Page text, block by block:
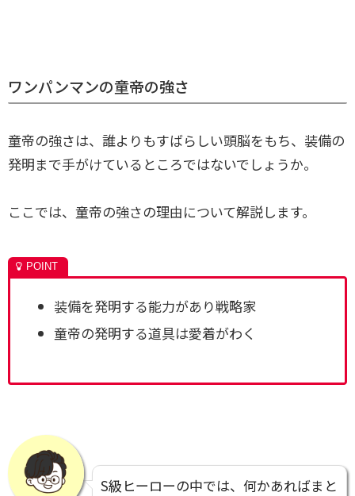
ワンパンマンの童帝の強さ
童帝の強さは、誰よりもすばらしい頭脳をもち、装備の
発明まで手がけているところではないでしょうか。
ここでは、童帝の強さの理由について解説します。
装備を発明する能力があり戦略家
童帝の発明する道具は愛着がわく
S級ヒーローの中では、何かあればまと